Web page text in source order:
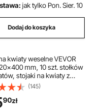
jak tylko Pon. Sier. 10
Dodaj do koszyka
kwiaty weselne VEVOR
mm, 10 szt. stołków
stojaki na kwiaty z
półką, złote prostokątne
roślin na wesela, imprezy,
stojaki do dekoracji stołu
(145)
90zł